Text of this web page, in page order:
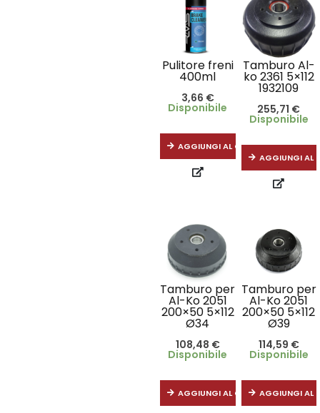
Pulitore freni
400ml
3,66 €
Disponibile
AGGIUNGI AL CARRELLO
Tamburo Al-
ko 2361 5×112
1932109
255,71 €
Disponibile
AGGIUNGI AL
Tamburo per
Al-Ko 2051
200×50 5×112
Ø34
108,48 €
Disponibile
AGGIUNGI AL CARRELLO
Tamburo per
Al-Ko 2051
200×50 5×112
Ø39
114,59 €
Disponibile
AGGIUNGI AL